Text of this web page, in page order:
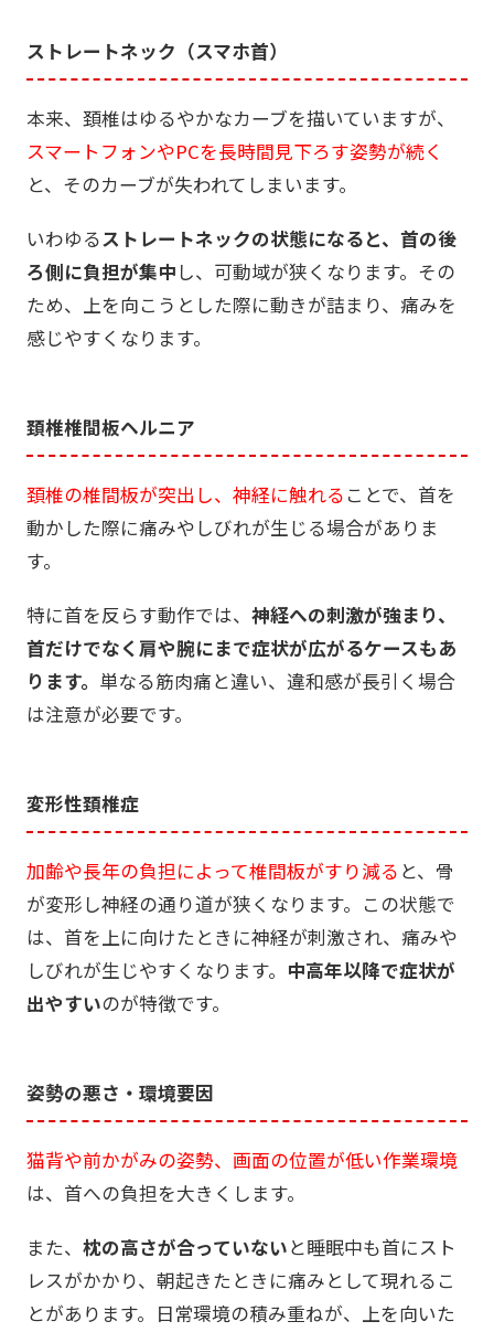
ストレートネック（スマホ首）
本来、頚椎はゆるやかなカーブを描いていますが、
スマートフォンやPCを長時間見下ろす姿勢が続く
と、そのカーブが失われてしまいます。
いわゆるストレートネックの状態になると、首の後
ろ側に負担が集中 し、可動域が狭くなります。その
ため、上を向こうとした際に動きが詰まり、痛みを
感じやすくなります。
頚椎椎間板ヘルニア
頚椎の椎間板が突出し、神経に触れる ことで、首を
動かした際に痛みやしびれが生じる場合がありま
す。
特に首を反らす動作では、 神経への刺激が強まり、
首だけでなく肩や腕にまで症状が広がるケースもあ
ります。 単なる筋肉痛と違い、違和感が長引く場合
は注意が必要です。
変形性頚椎症
加齢や長年の負担によって椎間板がすり減る と、骨
が変形し神経の通り道が狭くなります。この状態で
は、首を上に向けたときに神経が刺激され、痛みや
しびれが生じやすくなります。 中高年以降で症状が
出やすいのが特徴です。
姿勢の悪さ・環境要因
猫背や前かがみの姿勢、画面の位置が低い作業環境
は、首への負担を大きくします。
また、 枕の高さが合っていないと睡眠中も首にスト
レスがかかり、朝起きたときに痛みとして現れるこ
とがあります。日常環境の積み重ねが、上を向いた